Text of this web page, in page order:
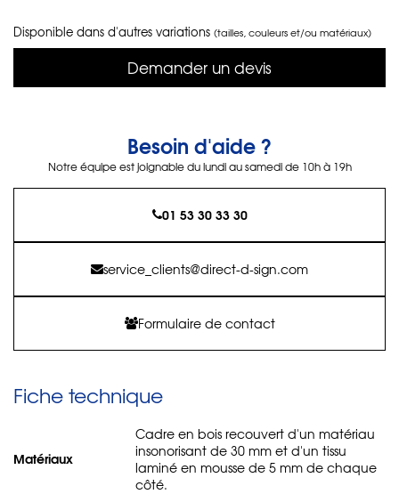
Disponible dans d'autres variations (tailles, couleurs et/ou matériaux)
Demander un devis
Besoin d'aide ?
Notre équipe est joignable du lundi au samedi de 10h à 19h
01 53 30 33 30
service_clients@direct-d-sign.com
Formulaire de contact
Fiche technique
Matériaux
Cadre en bois recouvert d'un matériau
insonorisant de 30 mm et d'un tissu
laminé en mousse de 5 mm de chaque
côté.